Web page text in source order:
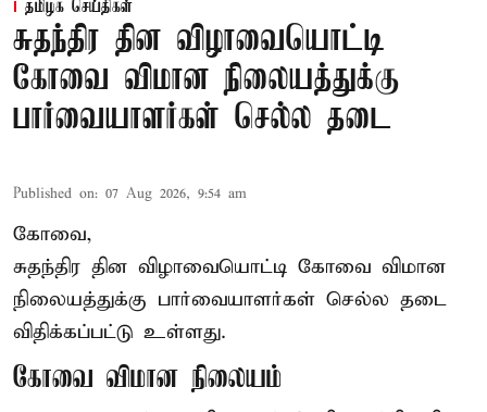
தமிழக செய்திகள்
சுதந்திர தின விழாவையொட்டி
கோவை விமான நிலையத்துக்கு
பார்வையாளர்கள் செல்ல தடை
Published on: 07 Aug 2026, 9:54 am
கோவை,
சுதந்திர தின விழாவையொட்டி கோவை விமான
நிலையத்துக்கு பார்வையாளர்கள் செல்ல தடை
விதிக்கப்பட்டு உள்ளது.
கோவை விமான நிலையம்